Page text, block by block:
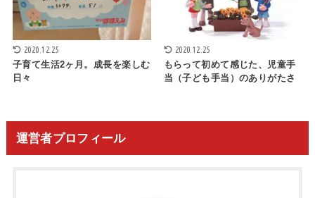
2020.12.25
子育て生活2ヶ月。成長を楽しむ
日々
2020.12.25
もらって初めて感じた、児童手
当（子ども手当）のありがたさ
運営者プロフィール